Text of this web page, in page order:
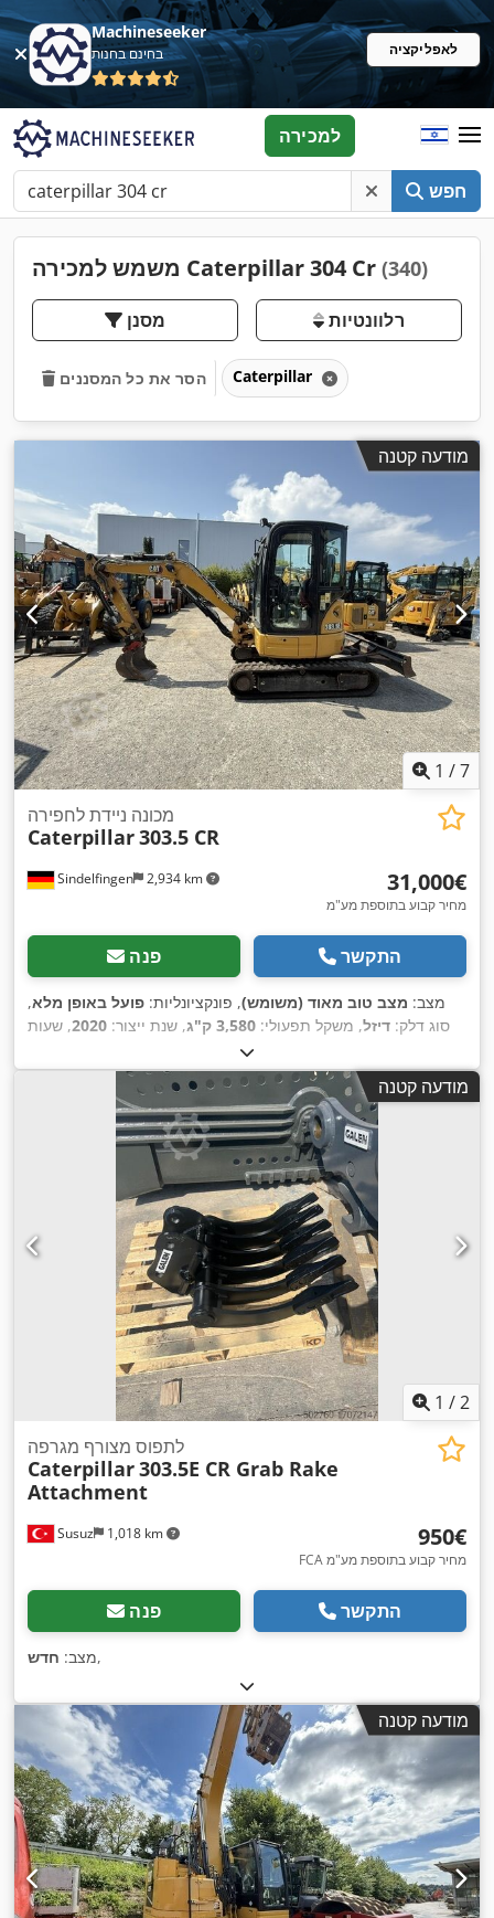
Machineseeker
בחינם בחנות לאפליקציה
חפש
למכירה
משמש למכירה Caterpillar 304 Cr (340)
מסנן רלוונטיות
הסר את כל המסננים Caterpillar
מודעה קטנה
1 /7
Sindelfingen 2,934 km
מכונה ניידת לחפירה
Caterpillar303.5 CR
‏31,000 ‏€
מחיר קבוע בתוספת מע"מ
פנה התקשר
מצב: מצב טוב מאוד (משומש), פונקציונליות: פועל באופן מלא,
סוג דלק: דיזל, משקל תפעולי: 3,580 ק"ג , שנת ייצור: 2020, שעות
, ציוד:
מודעה קטנה
1 /2
Susuz 1,018 km
לתפוס מצורף מגרפה
Caterpillar303.5E CR Grab Rake
Attachment
‏950 ‏€
FCA מחיר קבוע בתוספת מע"מ
פנה התקשר
מצב: חדש ,
מודעה קטנה